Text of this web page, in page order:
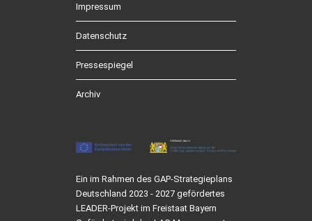
Impressum
Datenschutz
Pressespiegel
Archiv
Ein im Rahmen des GAP-Strategieplans
Deutschland 2023 - 2027 gefördertes
LEADER-Projekt im Freistaat Bayern